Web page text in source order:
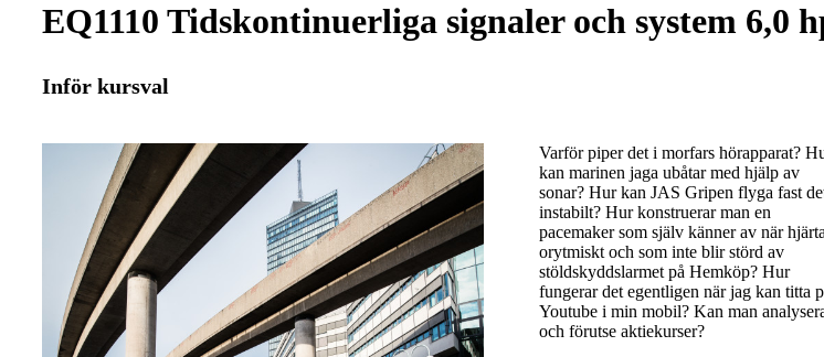
EQ1110 Tidskontinuerliga signaler och system 6,0
Inför kursval
Varför piper det i morfars hörapparat?
kan marinen jaga ubåtar med hjälp av
sonar? Hur kan JAS Gripen flyga fast
instabilt? Hur konstruerar man en
pacemaker som själv känner av när
orytmiskt och som inte blir störd av
stöldskyddslarmet på Hemköp? Hur
fungerar det egentligen när jag kan titta
Youtube i min mobil? Kan man
och förutse aktiekurser?